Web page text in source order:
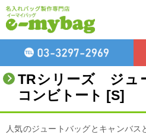
TRシリーズ ジュ
コンビトート [S]
人気のジュートバッグとキャンバ